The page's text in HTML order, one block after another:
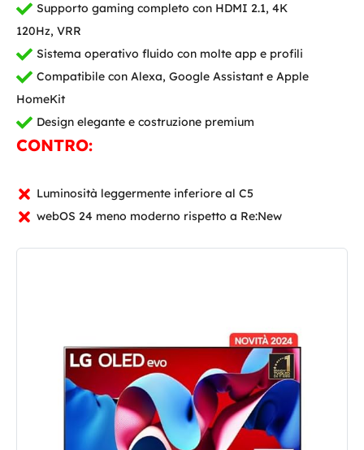
Supporto gaming completo con HDMI 2.1, 4K
120Hz, VRR
Sistema operativo fluido con molte app e profili
Compatibile con Alexa, Google Assistant e Apple
HomeKit
Design elegante e costruzione premium
CONTRO:
Luminosità leggermente inferiore al C5
webOS 24 meno moderno rispetto a Re:New